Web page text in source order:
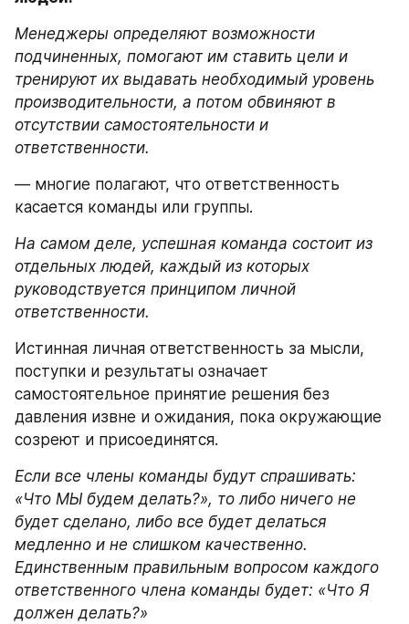
Менеджеры определяют возможности
подчиненных, помогают им ставить цели и
тренируют их выдавать необходимый уровень
производительности, а потом обвиняют в
отсутствии самостоятельности и
ответственности.
— многие полагают, что ответственность
касается команды или группы.
На самом деле, успешная команда состоит из
отдельных людей, каждый из которых
руководствуется принципом личной
ответственности.
Истинная личная ответственность за мысли,
поступки и результаты означает
самостоятельное принятие решения без
давления извне и ожидания, пока окружающие
созреют и присоединятся.
Если все члены команды будут спрашивать:
«Что МЫ будем делать?», то либо ничего не
будет сделано, либо все будет делаться
медленно и не слишком качественно.
Единственным правильным вопросом каждого
ответственного члена команды будет: «Что Я
должен делать?»